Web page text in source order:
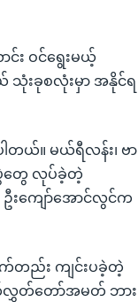
း ဝင်ရွေးမယ့်
းခုစလုံးမှာ အနိုင်ရ
ယ်။ မယ်ရီလန်း၊ ဗာ
ပွဲတွေ လုပ်ခဲ့တဲ့
းကျော်အောင်လွင်က
က်တည်း ကျင်းပခဲ့တဲ့
တ်တော်အမတ် ဘား